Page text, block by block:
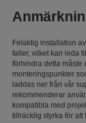
Felaktig installation
faller, vilket kan leda
förhindra detta måste
monteringspunkter
laddas ner från vår
rekommenderar
kompatibla med
tillräcklig styrka för att